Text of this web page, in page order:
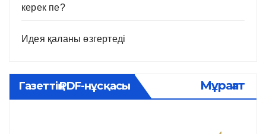
керек пе?
Идея қаланы өзгертеді
Газеттің PDF-нұсқасы Мұрағат